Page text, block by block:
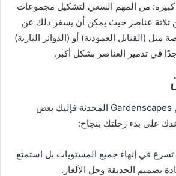
من المهم السعي لتشكيل مجموعات
ثلاثة عناصر حيث يمكن أن يسفر ذلك عن
مثل (القنابل العمودية) أو (الدوائر النارية)
في تدمير العناصر بشكل أكبر.
إذا كنت مبتدئًا في عالم Gardenscapes المحدثة فإليك بعض
على بدء رحلتك بنجاح:
تسرع في إنهاء جميع المستويات بل استمتع
تصميم الحديقة وحل الألغاز.